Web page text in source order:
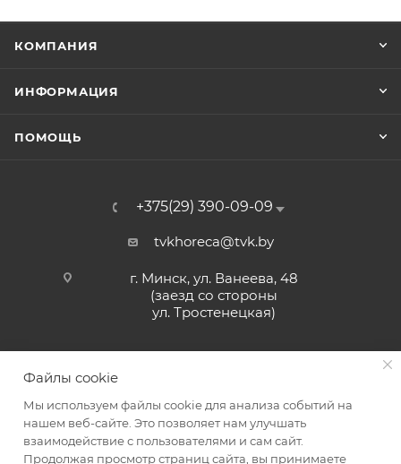
КОМПАНИЯ
ИНФОРМАЦИЯ
ПОМОЩЬ
+375(29) 390-09-09
tvkhoreca@tvk.by
г. Минск, ул. Ванеева, 48
(заезд со стороны
ул. Тростенецкая)
2026 © ЗАО «ТВК»
Файлы cookie
Мы используем файлы cookie для анализа событий на
нашем веб-сайте. Это позволяет нам улучшать
взаимодействие с пользователями и сам сайт.
Продолжая просмотр страниц сайта, вы принимаете